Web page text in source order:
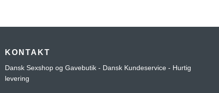
KONTAKT
Dansk Sexshop og Gavebutik - Dansk Kundeservice - Hurtig
levering